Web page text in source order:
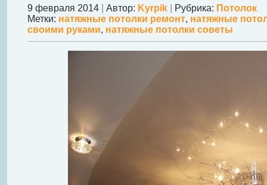
9 февраля 2014 Автор: Kyrpik Рубрика: Потолок
Метки: натяжные потолки ремонт, натяжные
своими руками, натяжные потолки советы